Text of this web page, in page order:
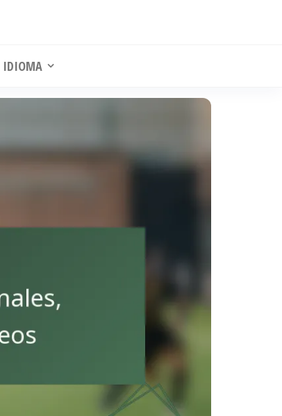
IDIOMA